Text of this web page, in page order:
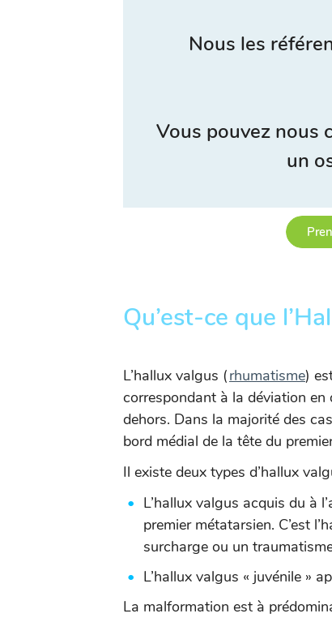
Nous les
Vous pouvez nous
un
Qu’est-ce que
L’hallux valgus (rhumatisme)
correspondant à la déviation
dehors. Dans la majorité des
bord médial de la tête du
Il existe deux types d’hallux
L’hallux valgus acquis du à
premier métatarsien. C’est
surcharge ou un
L’hallux valgus « juvénile »
La malformation est à